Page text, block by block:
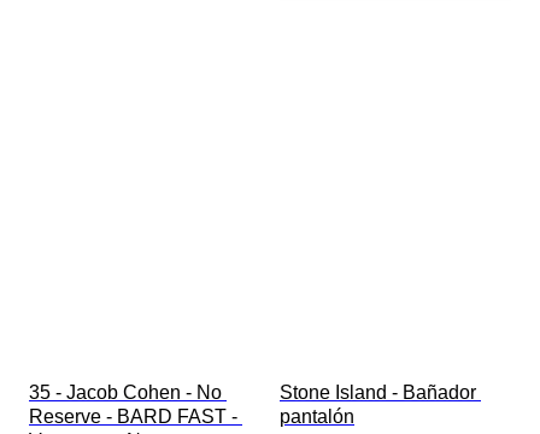
35 - Jacob Cohen - No
Reserve - BARD FAST -
Stone Island - Bañador
pantalón